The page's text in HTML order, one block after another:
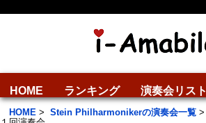
HOME ランキング 演奏会リスト
HOME > Stein Philharmonikerの演奏会一覧 >